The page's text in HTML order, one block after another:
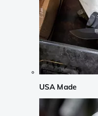
USA Made